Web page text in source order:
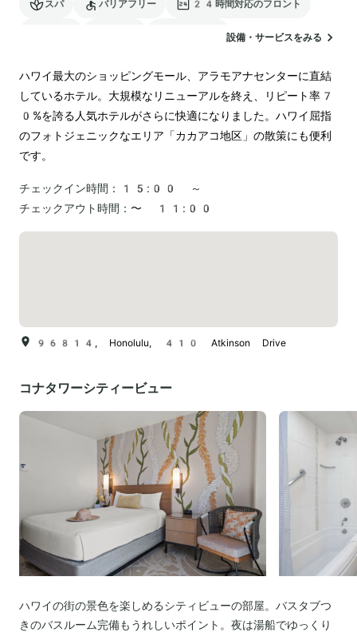
スパ バリアフリー 24時間対応のフロント
設備・サービスをみる
ハワイ最大のショッピングモール、アラモアナセンターに直結
しているホテル。大規模なリニューアルを終え、リピート率7
0%を誇る人気ホテルがさらに快適になりました。ハワイ屈指
のフォトジェニックなエリア「カカアコ地区」の散策にも便利
チェックイン時間：
15:00 ～
チェックアウト時間： 〜 11:00
96814, Honolulu, 410 Atkinson Drive
コナタワーシティービュー
ハワイの街の景色を楽しめるシティビューの部屋。バスタブつ
きのバスルーム完備もうれしいポイント。夜は湯船でゆっくり